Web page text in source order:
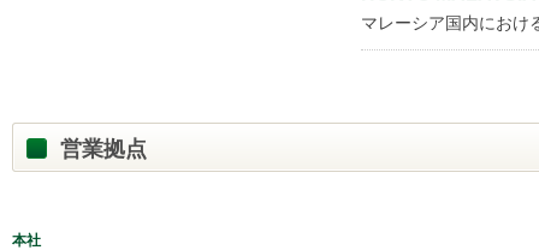
マレーシア国内におけ
営業拠点
本社